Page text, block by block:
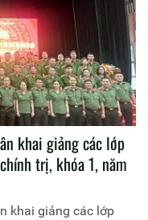
khai giảng các lớp
trị, khóa 1, năm
khai giảng các lớp